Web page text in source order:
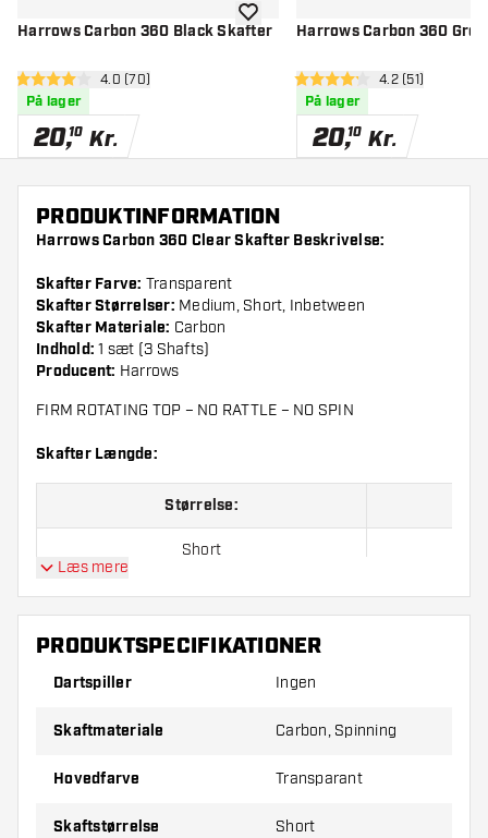
Harrows Carbon 360 Black Skafter
åbn anmeldelsespanel
4 bedømmelsesstjerner
4.0 (70)
På lager
20,10 Kr.
tilføje til ønskeliste
Harrows Carbon 360
åbn
4.2 bedømmelsesstjerner
4.2 (51)
På lager
20,10 Kr.
PRODUKTINFORMATION
Harrows Carbon 360 Clear Skafter Beskrivelse:
Skafter Farve: Transparent
Skafter Størrelser: Medium, Short, Inbetween
Skafter Materiale: Carbon
Indhold: 1 sæt (3 Shafts)
Producent: Harrows
FIRM ROTATING TOP – NO RATTLE – NO SPIN
Skafter Længde:
Størrelse:
Short
Inbetween
Medium
Sørg for, at du har masser af flights og shafts
Læs mere
PRODUKTSPECIFIKATIONER
Dartspiller Ingen
Skaftmateriale Carbon, Spinning
Hovedfarve Transparant
Skaftstørrelse Short